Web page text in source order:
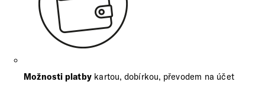
Možnosti platby kartou, dobírkou, převodem na účet